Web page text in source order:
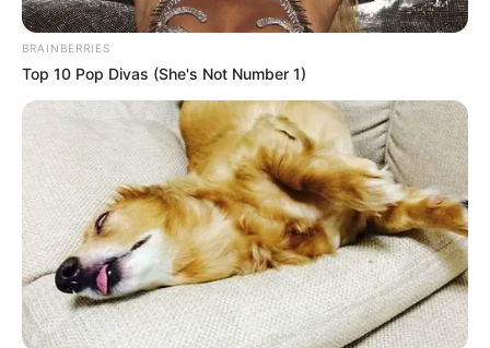
BRAINBERRIES
Top 10 Pop Divas (She's Not Number 1)